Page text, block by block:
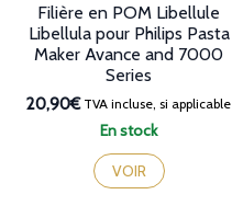
En stock
Filière en POM Libellule
Libellula pour Philips Pasta
Maker Avance and 7000
Series
20,90€TVA incluse, si applicable
VOIR